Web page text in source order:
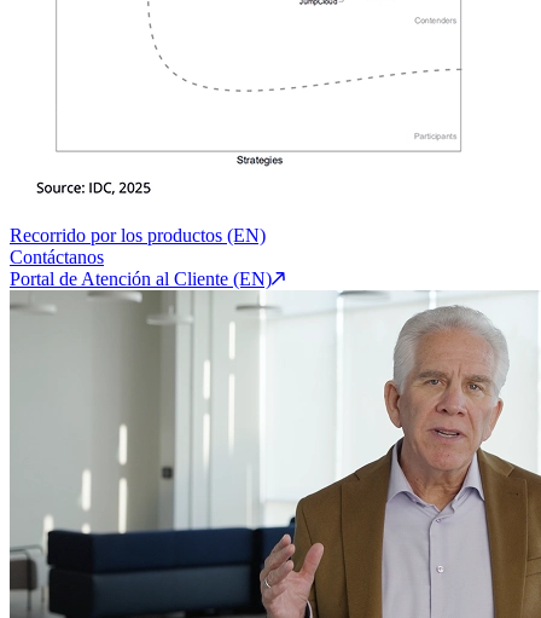
Recorrido por los productos (EN)
Contáctanos
Portal de Atención al Cliente (EN)